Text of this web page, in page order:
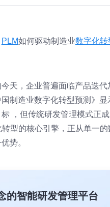
PLM如何驱动制造业数字化转
天，企业普遍面临产品迭
制造业数字化转型预测》显
，但传统研发管理模式正
转型的核心引擎，正从单一
势。
的智能研发管理平台